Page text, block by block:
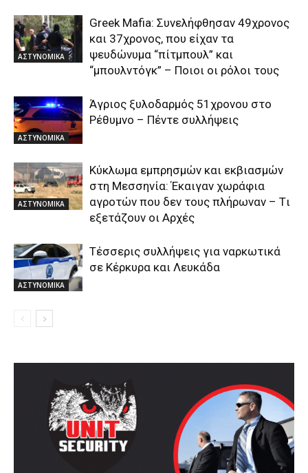
ΑΣΤΥΝΟΜΙΚΑ
Greek Μafia: Συνελήφθησαν 49χρονος
και 37χρονος, που είχαν τα
ψευδώνυμα “πίτμπουλ” και
“μπουλντόγκ” – Ποιοι οι ρόλοι τους
ΑΣΤΥΝΟΜΙΚΑ
Άγριος ξυλοδαρμός 51χρονου στο
Ρέθυμνο – Πέντε συλλήψεις
ΑΣΤΥΝΟΜΙΚΑ
Kύκλωμα εμπρησμών και εκβιασμών
στη Μεσσηνία: Έκαιγαν χωράφια
αγροτών που δεν τους πλήρωναν – Tι
εξετάζουν οι Αρχές
ΑΣΤΥΝΟΜΙΚΑ
Τέσσερις συλλήψεις για ναρκωτικά
σε Κέρκυρα και Λευκάδα